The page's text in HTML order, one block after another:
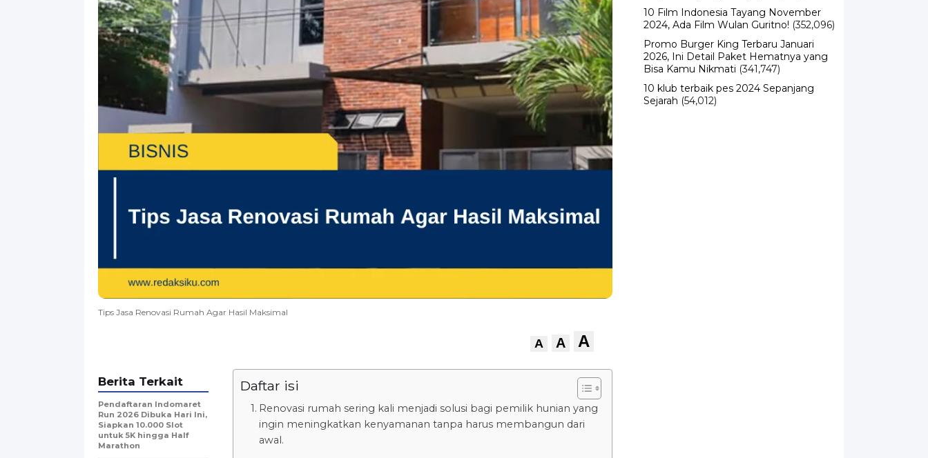
Tips Jasa Renovasi Rumah Agar Hasil Maksimal
A A A
Daftar isi
Renovasi rumah sering kali menjadi solusi bagi pemilik hunian yang
ingin meningkatkan kenyamanan tanpa harus membangun dari
awal.
Berita Terkait
Pendaftaran Indomaret
Run 2026 Dibuka Hari Ini,
Siapkan 10.000 Slot
untuk 5K hingga Half
Marathon
Promo Burger King Terbaru Januari
Bisa Kamu Nikmati
(341,747)
10 klub terbaik pes 2024 Sepanjang